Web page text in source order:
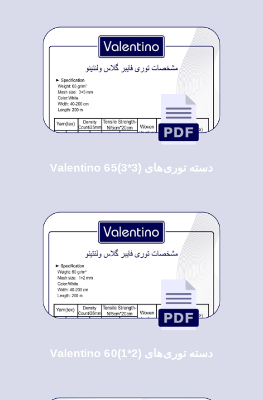
دسته توری‌های Valentino 65(3*3)
دسته توری‌های Valentino 60(1*2)